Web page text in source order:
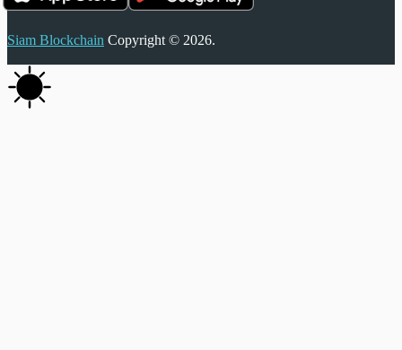
Siam Blockchain Copyright © 2026.